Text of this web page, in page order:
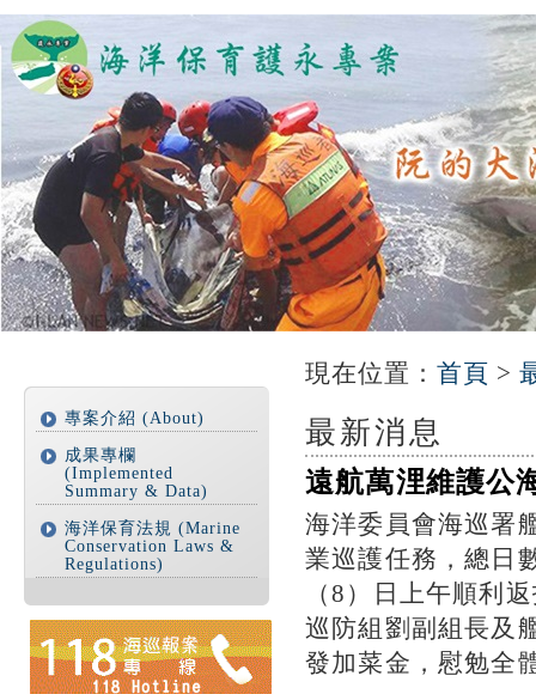
專案介紹 (About)
成果專欄
(Implemented
Summary & Data)
海洋保育法規 (Marine
Conservation Laws &
Regulations)
現在位置 ： 首頁 >
最新消息
遠航萬浬維護公
海洋委員會海巡署
業巡護任務，總日
（8）日上午順利
巡防組劉副組長及
發加菜金，慰勉全